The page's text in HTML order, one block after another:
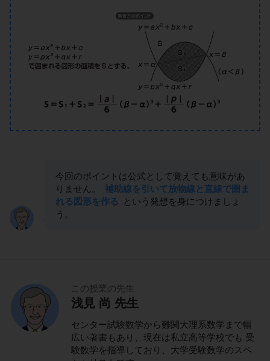
今回のポイントは公式として覚えても意味があ
りません。
補助線を引いて放物線と直線で囲ま
れる図形を作る
という発想を身につけましょ
う。
この授業の先生
浅見 尚 先生
センター試験数学から難関大理系数学まで幅
広い著書もあり、現在は私立高等学校でも 受
験数学を指導しており、大学受験数学のスペ